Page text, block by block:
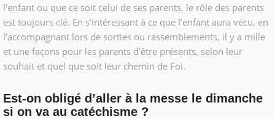
l’enfant ou que ce soit celui de ses parents, le rôle des parents
est toujours clé. En s’intéressant à ce que l’enfant aura vécu, en
l’accompagnant lors de sorties ou rassemblements, il y a mille
et une façons pour les parents d’être présents, selon leur
souhait et quel que soit leur chemin de Foi.
Est-on obligé d’aller à la messe le dimanche
si on va au catéchisme ?